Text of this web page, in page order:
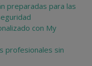
preparadas para las
con My
profesionales sin